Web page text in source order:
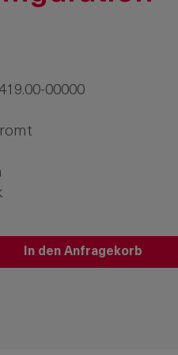
00000
den
In den Anfragekorb